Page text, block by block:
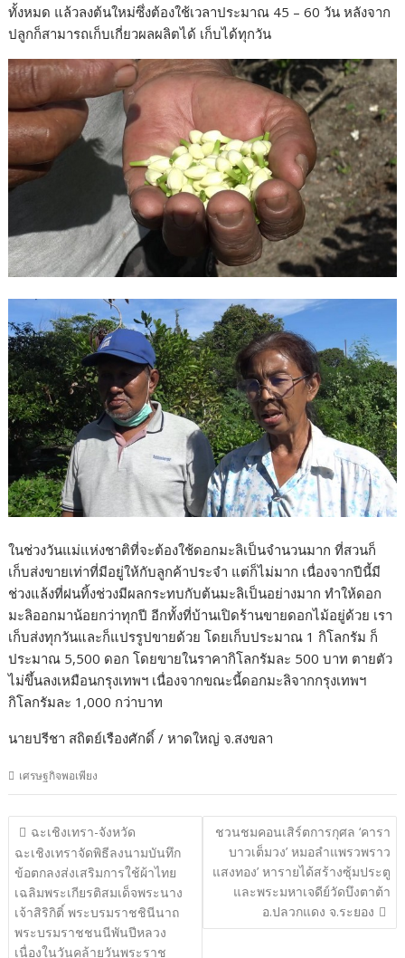
ทั้งหมด แล้วลงต้นใหม่ซึ่งต้องใช้เวลาประมาณ 45 – 60 วัน หลังจาก
ปลูกก็สามารถเก็บเกี่ยวผลผลิตได้ เก็บได้ทุกวัน
ในช่วงวันแม่แห่งชาติที่จะต้องใช้ดอกมะลิเป็นจำนวนมาก ที่สวนก็
เก็บส่งขายเท่าที่มีอยู่ให้กับลูกค้าประจำ แต่ก็ไม่มาก เนื่องจากปีนี้มี
ช่วงแล้งที่ฝนทิ้งช่วงมีผลกระทบกับต้นมะลิเป็นอย่างมาก ทำให้ดอก
มะลิออกมาน้อยกว่าทุกปี อีกทั้งที่บ้านเปิดร้านขายดอกไม้อยู่ด้วย เรา
เก็บส่งทุกวันและก็แปรรูปขายด้วย โดยเก็บประมาณ 1 กิโลกรัม ก็
ประมาณ 5,500 ดอก โดยขายในราคากิโลกรัมละ 500 บาท ตายตัว
ไม่ขึ้นลงเหมือนกรุงเทพฯ เนื่องจากขณะนี้ดอกมะลิจากกรุงเทพฯ
กิโลกรัมละ 1,000 กว่าบาท
นายปรีชา สถิตย์เรืองศักดิ์ / หาดใหญ่ จ.สงขลา
เศรษฐกิจพอเพียง
แนะแนว
เรื่อง
ฉะเชิงเทรา-จังหวัด
ฉะเชิงเทราจัดพิธีลงนามบันทึก
ข้อตกลงส่งเสริมการใช้ผ้าไทย
เฉลิมพระเกียรติสมเด็จพระนาง
เจ้าสิริกิติ์ พระบรมราชชินีนาถ
พระบรมราชชนนีพันปีหลวง
เนื่องในวันคล้ายวันพระราช
ชวนชมคอนเสิร์ตการกุศล ‘คารา
บาวเต็มวง’ หมอลำแพรวพราว
แสงทอง’ หารายได้สร้างซุ้มประตู
และพระมหาเจดีย์วัดบึงตาต้า
อ.ปลวกแดง จ.ระยอง